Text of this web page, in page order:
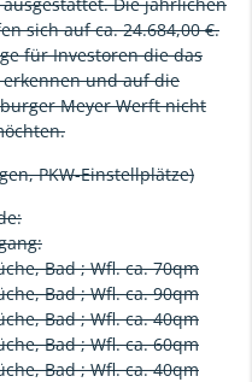
sich auf ca. 24.684,00 €.
für Investoren die das
und auf die
Meyer Werft nicht
PKW-Einstellplätze)
Bad ; Wfl. ca. 70qm
Bad ; Wfl. ca. 90qm
Bad ; Wfl. ca. 40qm
Bad ; Wfl. ca. 60qm
Bad ; Wfl. ca. 40qm